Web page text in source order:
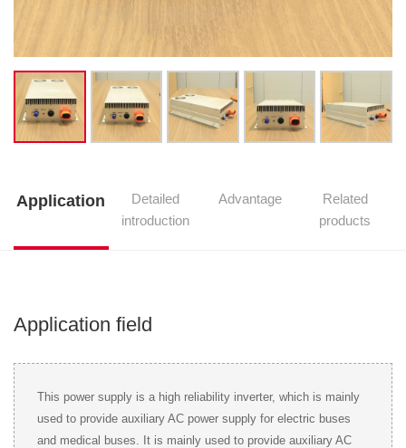
Application
Detailed
introduction
Advantage
Related
products
Application field
This power supply is a high reliability inverter, which is mainly
used to provide auxiliary AC power supply for electric buses
and medical buses. It is mainly used to provide auxiliary AC